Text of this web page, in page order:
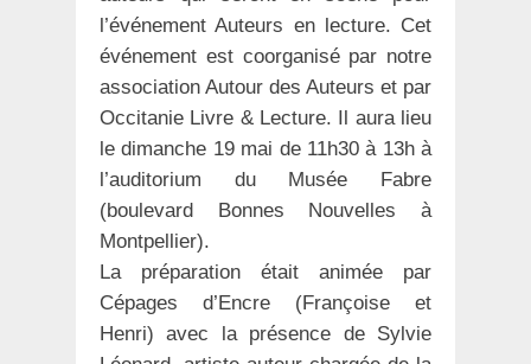
l’événement Auteurs en lecture. Cet
événement est coorganisé par notre
association Autour des Auteurs et par
Occitanie Livre & Lecture. Il aura lieu
le dimanche 19 mai de 11h30 à 13h à
l’auditorium du Musée Fabre
(boulevard Bonnes Nouvelles à
Montpellier).
La préparation était animée par
Cépages d’Encre (Françoise et
Henri) avec la présence de Sylvie